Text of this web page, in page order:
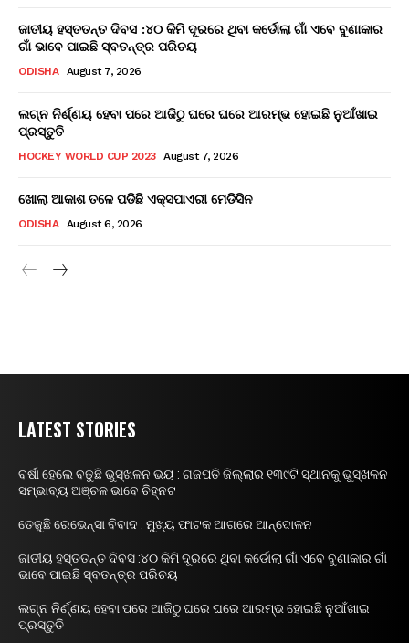
ଜାତୀୟ ହସ୍ତତନ୍ତ ଦିବସ :୪୦ କିମି ଦୂରରେ ଥିବା କର୍ଡୋଲା ଗାଁ ଏବେ ବୁଣାକାର
ଗାଁ ଭାବେ ପାଇଛି ସ୍ବତନ୍ତ୍ର ପରିଚୟ
ODISHA August 7, 2026
ଲଗ୍ନ ନିର୍ଣ୍ଣୟ ହେବା ପରେ ଆଜିଠୁ ଘରେ ଘରେ ଆରମ୍ଭ ହୋଇଛି ନୁଆଁଖାଇ
ପ୍ରସ୍ତୁତି
HOCKEY WORLD CUP 2023 August 7, 2026
ଖୋଲା ଆକାଶ ତଳେ ପଡିଛି ଏକ୍ସପାଏରୀ ମେଡିସିନ
ODISHA August 6, 2026
LATEST STORIES
ବର୍ଷା ହେଲେ ବଢୁଛି ଭୁସ୍ଖଳନ ଭୟ : ଗଜପତି ଜିଲ୍ଲାର ୧୩୯ଟି ସ୍ଥାନକୁ ଭୁସ୍ଖଳନ
ସମ୍ଭାବ୍ୟ ଅଞ୍ଚଳ ଭାବେ ଚିହ୍ନଟ
ତେଜୁଛି ରେଭେନ୍ସା ବିବାଦ : ମୁଖ୍ୟ ଫାଟକ ଆଗରେ ଆନ୍ଦୋଳନ
ଜାତୀୟ ହସ୍ତତନ୍ତ ଦିବସ :୪୦ କିମି ଦୂରରେ ଥିବା କର୍ଡୋଲା ଗାଁ ଏବେ ବୁଣାକାର ଗାଁ
ଭାବେ ପାଇଛି ସ୍ବତନ୍ତ୍ର ପରିଚୟ
ଲଗ୍ନ ନିର୍ଣ୍ଣୟ ହେବା ପରେ ଆଜିଠୁ ଘରେ ଘରେ ଆରମ୍ଭ ହୋଇଛି ନୁଆଁଖାଇ
ପ୍ରସ୍ତୁତି